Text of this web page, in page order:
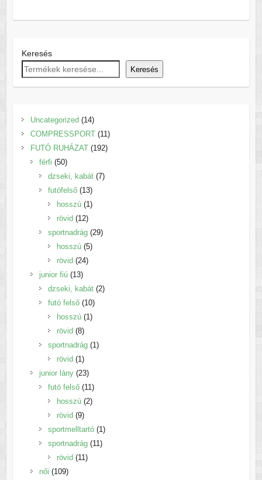
Keresés
Keresés
Uncategorized 1414
termék
COMPRESSPORT 1111
termék
FUTÓ RUHÁZAT 192192
férfi 5050
termék
dzseki, kabát 77
futófelső 1313
termék
hosszú 11
rövid 1212
termék
sportnadrág 2929
hosszú 55
rövid 2424
junior fiú 1313
termék
dzseki, kabát 22
futó felső 1010
termék
hosszú 11
rövid 88
termék
sportnadrág 11
rövid 11
termék
junior lány 2323
termék
futó felső 1111
termék
hosszú 22
rövid 99
termék
sportmelltartó 11
termék
sportnadrág 1111
rövid 1111
női 109109